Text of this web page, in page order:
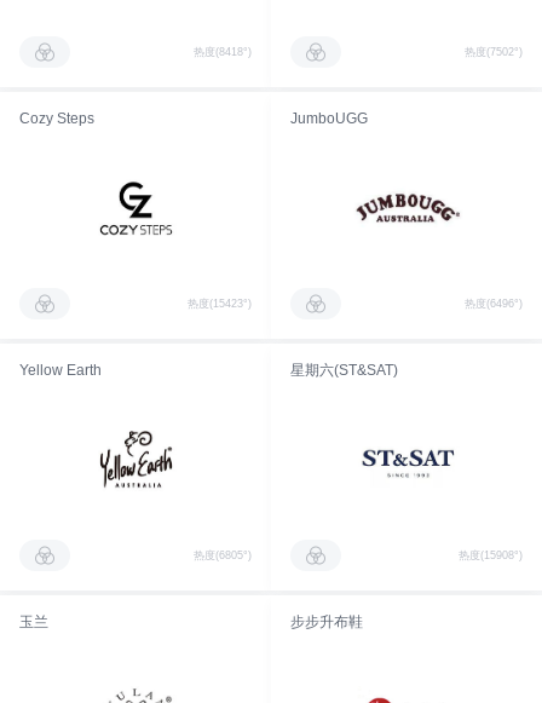
热度(8418°) 热度(7502°)
Cozy Steps
热度(15423°)
JumboUGG
热度(6496°)
Yellow Earth
热度(6805°)
星期六(ST&SAT)
热度(15908°)
玉兰 步步升布鞋